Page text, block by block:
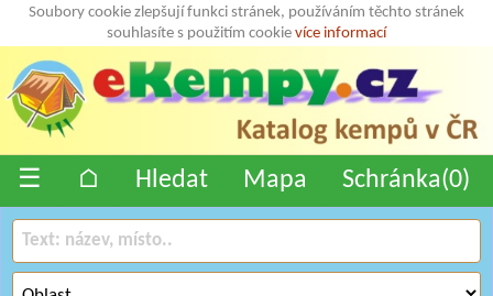
Soubory cookie zlepšují funkci stránek, používáním těchto stránek
souhlasíte s použitím cookie více informací
☰ ⌂ Hledat Mapa Schránka(0)